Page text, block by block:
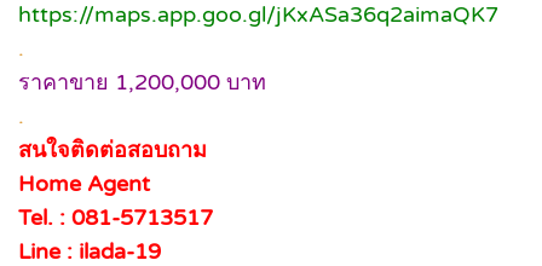
https://maps.app.goo.gl/jKxASa36q2aimaQK7
.
ราคาขาย 1,200,000 บาท
.
สนใจติดต่อสอบถาม
Home Agent
Tel. : 081-5713517
Line : ilada-19